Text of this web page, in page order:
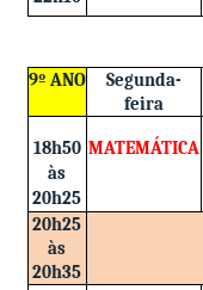
9º ANO
Segunda-
feira
18h50
às
20h25
MATEMÁTICA
20h25
às
20h35